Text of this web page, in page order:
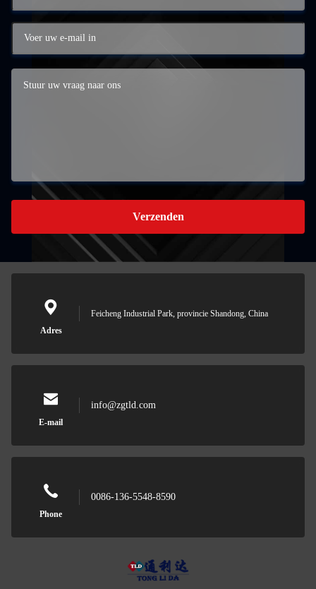
Verzenden
Adres
Feicheng Industrial Park, provincie Shandong, China
E-mail
info@zgtld.com
Phone
0086-136-5548-8590